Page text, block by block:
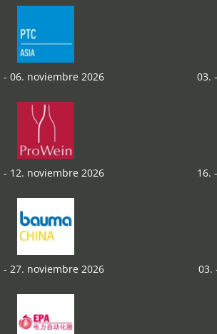
- 06. noviembre 2026 03.
- 12. noviembre 2026 16.
- 27. noviembre 2026 03.